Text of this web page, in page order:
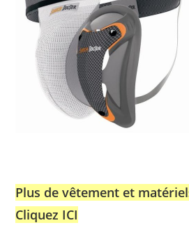
Plus de vêtement et
Cliquez ICI